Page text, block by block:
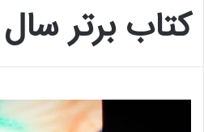
کتاب برتر سال